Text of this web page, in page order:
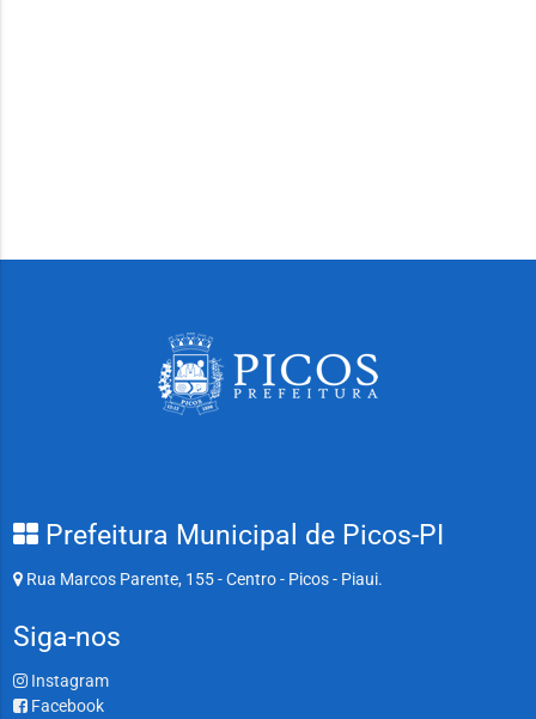
Prefeitura Municipal de Picos-PI
Rua Marcos Parente, 155 - Centro - Picos - Piaui.
Siga-nos
Instagram
Facebook